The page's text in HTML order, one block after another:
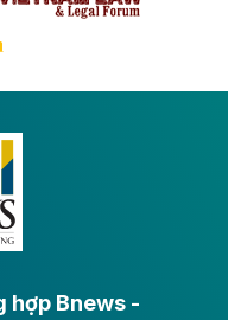
đặc biệt tại khu
dự án
toàn bộ 40% vốn
USD, chấm dứt
hợp Bnews -